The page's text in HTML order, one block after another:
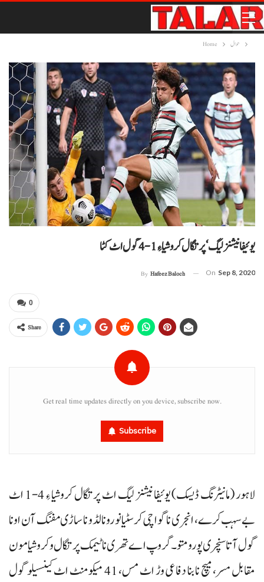
Home حوال
یوئیفا نیشنز لیگ‘ پرتگال کروشیا ءِ 1-4 گول اٹ کٹا
By Hafeez Baloch On Sep 8, 2020
0
Share
Get real time updates directly on you device, subscribe now.
Subscribe
لاہور (مانیٹرنگ ڈیسک) یوئیفا نیشنز لیگ اٹ پرتگال کروشیا ءِ 4-1 اٹ
بے سہب کرے، انجری نا گواچی کرسٹیانو رونالڈو نا ساڑی مفنگ آن اونا
گول آتا سنچری پورو متو۔ گروپ اے تھری نا ٹیمک پرتگال و کروشیا مون
مقابل مسر، میچ نا بنا دفاعی وڑ اٹ مس، 41 میکو منٹ اٹ کینسیلو گول